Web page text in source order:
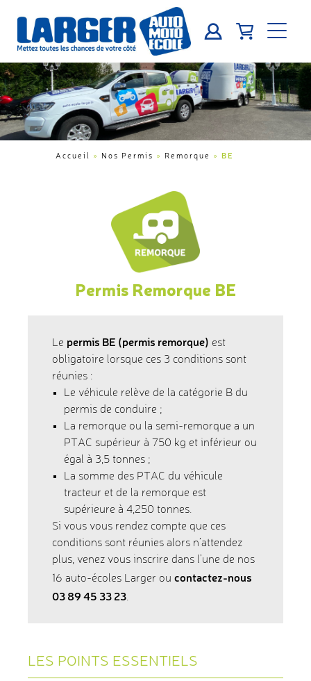
Accueil » Nos Permis » Remorque » BE
Permis Remorque BE
Le permis BE (permis remorque) est
obligatoire lorsque ces 3 conditions sont
réunies :
Le véhicule relève de la catégorie B du
permis de conduire ;
La remorque ou la semi-remorque a un
PTAC supérieur à 750 kg et inférieur ou
égal à 3,5 tonnes ;
La somme des PTAC du véhicule
tracteur et de la remorque est
supérieure à 4,250 tonnes.
Si vous vous rendez compte que ces
conditions sont réunies alors n’attendez
plus, venez vous inscrire dans l’une de nos
16 auto-écoles Larger ou contactez-nous
03 89 45 33 23.
LES POINTS ESSENTIELS